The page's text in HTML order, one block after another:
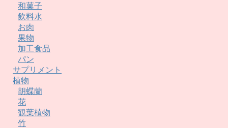
和菓子
飲料水
お肉
果物
加工食品
パン
サプリメント
植物
胡蝶蘭
花
観葉植物
竹